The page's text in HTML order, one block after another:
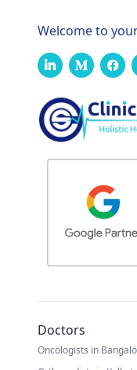
Welcome to
Doctors
Oncologists in